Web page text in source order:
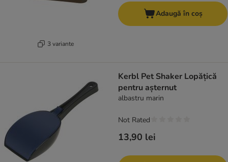
3 variante
Adaugă în coș
Kerbl Pet Shaker Lopățică
pentru așternut
albastru marin
13,90 lei
Not Rated